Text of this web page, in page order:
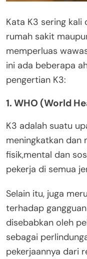
Kata K3 sering kali
rumah sakit
memperluas
ini ada beberapa
pengertian K3:
1. WHO (World
K3 adalah suatu
meningkatkan dan
fisik,mental dan
pekerja di semua
Selain itu, juga
terhadap
disebabkan oleh
sebagai
pekerjaannya dari